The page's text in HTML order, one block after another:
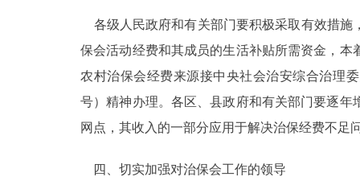
各级人民政府和有关部门要积极采取有效措施
保会活动经费和其成员的生活补贴所需资金，
农村治保会经费来源接中央社会治安综合治理
号）精神办理。各区、县政府和有关部门要逐
网点，其收入的一部分应用于解决治保经费不足
四、切实加强对治保会工作的领导